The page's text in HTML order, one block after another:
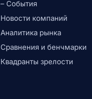
– События
Новости компаний
Аналитика рынка
Сравнения и бенчмарки
Квадранты зрелости